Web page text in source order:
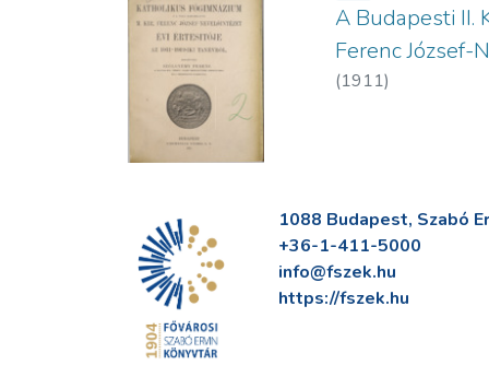
A Budapesti II.
Ferenc
(1911)
1088 Budapest, Szabó
+36-1-411-5000
info@fszek.hu
https://fszek.hu